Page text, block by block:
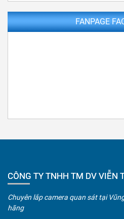
FANPAGE
CÔNG TY TNHH TM DV VIỄN
Chuyên lắp camera quan sát tại
hãng